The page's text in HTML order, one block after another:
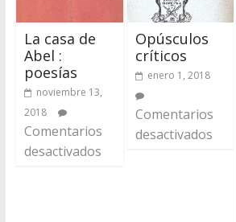
La casa de
Abel :
poesías
noviembre 13,
2018
Comentarios
desactivados
Opúsculos
críticos
enero 1, 2018
Comentarios
desactivados